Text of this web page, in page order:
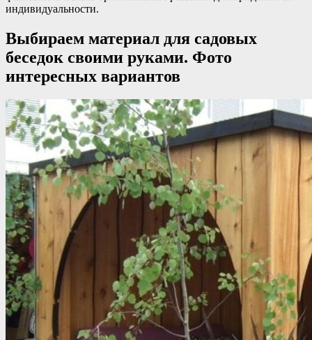
индивидуальности.
Выбираем материал для садовых
беседок своими руками. Фото
интересных вариантов